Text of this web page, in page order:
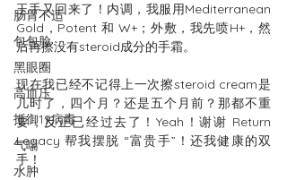
肠胃不适
包包脸
黑眼圈
高血压
抵御19病毒
气喘
水肿
玉手又回来了！内调，我服用Mediterranean
Gold，Potent 和 W+；外敷，我先喷H+，然
后再擦没有steroid成分的手霜。
现在我已经不记得上一次擦steroid cream是
几时了，四个月？还是五个月前？那都不重
要，反正已经过去了！Yeah！谢谢 Return
Legacy 帮我摆脱 “富贵手”！还我健康的双
手！